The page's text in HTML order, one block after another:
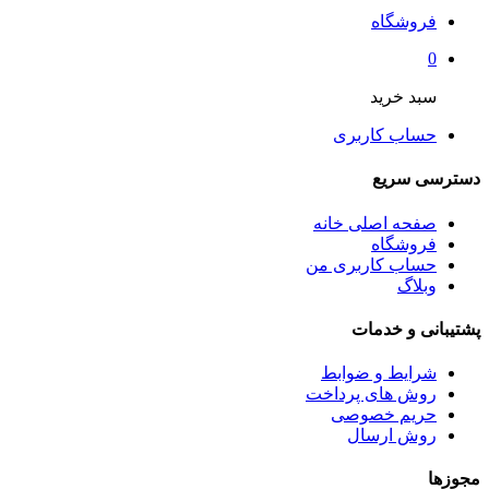
فروشگاه
0
سبد خرید
حساب کاربری
دسترسی سریع
صفحه اصلی خانه
فروشگاه
حساب کاربری من
وبلاگ
پشتیبانی و خدمات
شرایط و ضوابط
روش های پرداخت
حریم خصوصی
روش ارسال
مجوزها